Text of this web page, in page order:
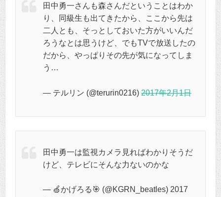
田中勇一さんも森さんだということはわか
り、同級生も出てきたから、ここから先は
二人とも、そっとしておいた方がいいんだ
ろうなとは思うけど、でもTVで放送したの
だから、やっぱりその先が気になってしま
う…
— テルリン (@terurin0216) 2017年2月1日
田中勇一は監視カメラ見ればわかりそうだ
けど、テレビにそんな力ないのかな
— 🍏かげろる🎯 (@KGRN_beatles) 2017